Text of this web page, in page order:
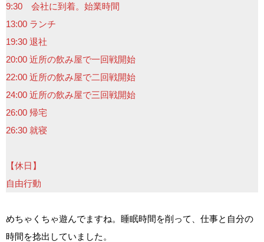
9:30 会社に到着。始業時間
13:00 ランチ
19:30 退社
20:00 近所の飲み屋で一回戦開始
22:00 近所の飲み屋で二回戦開始
24:00 近所の飲み屋で三回戦開始
26:00 帰宅
26:30 就寝
【休日】
自由行動
めちゃくちゃ遊んでますね。睡眠時間を削って、仕事と自分の
時間を捻出していました。